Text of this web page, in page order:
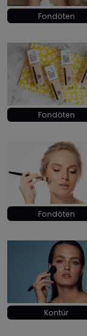
Fondöten
Fondöten
Fondöten
Kontür